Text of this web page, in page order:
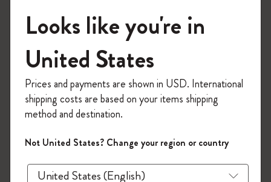
zoom.cta
モレスキンの世界へようこそ
「WELCOME10」を入力すると、初回注
文が10%オフ＋送料無料になります。セ
ール・アウトレット品は適用外。
Moleskineアカウントを作成して限定オフ
ァーや会員特典、さらに多くのインスピ
レーションを手に入れましょう。
Looks like you're in
United States
Prices and payments are shown in USD. International
shipping costs are based on your items shipping
method and destination.
Not United States? Change your region or country